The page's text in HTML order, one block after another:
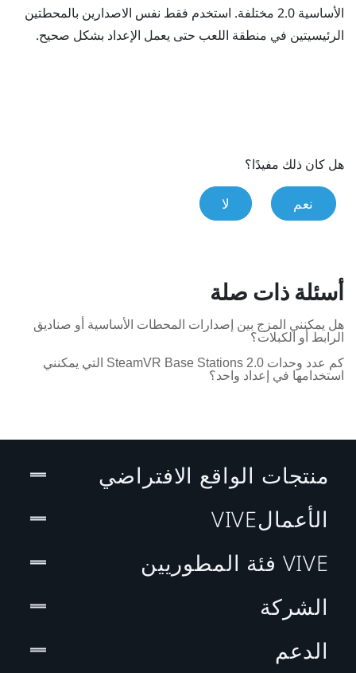
الأساسية 2.0 مختلفة. استخدم فقط نفس الاصدارين بالمحطتين
الرئيسيتين في منطقة اللعب حتى يعمل الإعداد بشكل صحيح.
هل كان ذلك مفيدًا؟
نعم لا
أسئلة ذات صلة
هل يمكنني المزج بين إصدارات المحطات الأساسية أو صناديق
الرابط أو الكبلات؟
كم عدد وحدات SteamVR Base Stations 2.0 التي يمكنني
استخدامها في إعداد واحد؟
منتجات الواقع الافتراضي
الأعمالVIVE
VIVE فئة المطوريين
الشركة
الدعم